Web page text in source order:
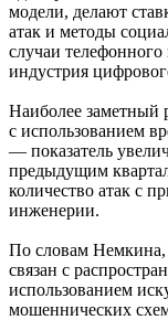
модели, делают
атак и методы
случаи
индустрия
Наиболее заметный
с использованием
— показатель
предыдущим
количество атак с
инженерии.
По словам Немкина,
связан с
использованием
мошеннических